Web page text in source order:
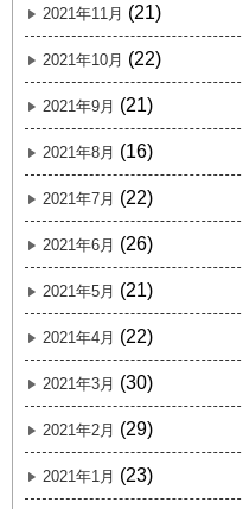
2021年11月 (21)
2021年10月 (22)
2021年9月 (21)
2021年8月 (16)
2021年7月 (22)
2021年6月 (26)
2021年5月 (21)
2021年4月 (22)
2021年3月 (30)
2021年2月 (29)
2021年1月 (23)